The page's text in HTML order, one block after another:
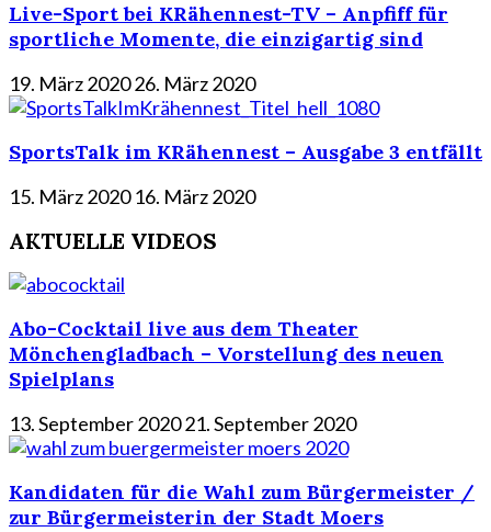
Live-Sport bei KRähennest-TV – Anpfiff für
sportliche Momente, die einzigartig sind
19. März 202026. März 2020
SportsTalk im KRähennest – Ausgabe 3 entfällt
15. März 2020 16. März 2020
AKTUELLE VIDEOS
Abo-Cocktail live aus dem Theater
Mönchengladbach – Vorstellung des neuen
Spielplans
13. September 202021. September 2020
Kandidaten für die Wahl zum Bürgermeister /
zur Bürgermeisterin der Stadt Moers